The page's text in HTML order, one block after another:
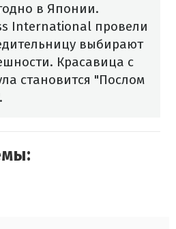
в Японии.
International провели
выбирают
Красавица с
становится "Послом